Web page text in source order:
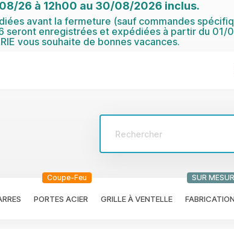
26 à 12h00 au 30/08/2026 inclus.
avant la fermeture (sauf commandes
seront enregistrées et expédiées à partir du 01/
vous souhaite de bonnes vacances.
PORTES ACIER
Coupe-Feu
GRILLE À VENTELLE
SUR